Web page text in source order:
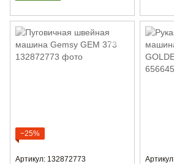
−25%
Артикул: 132872773